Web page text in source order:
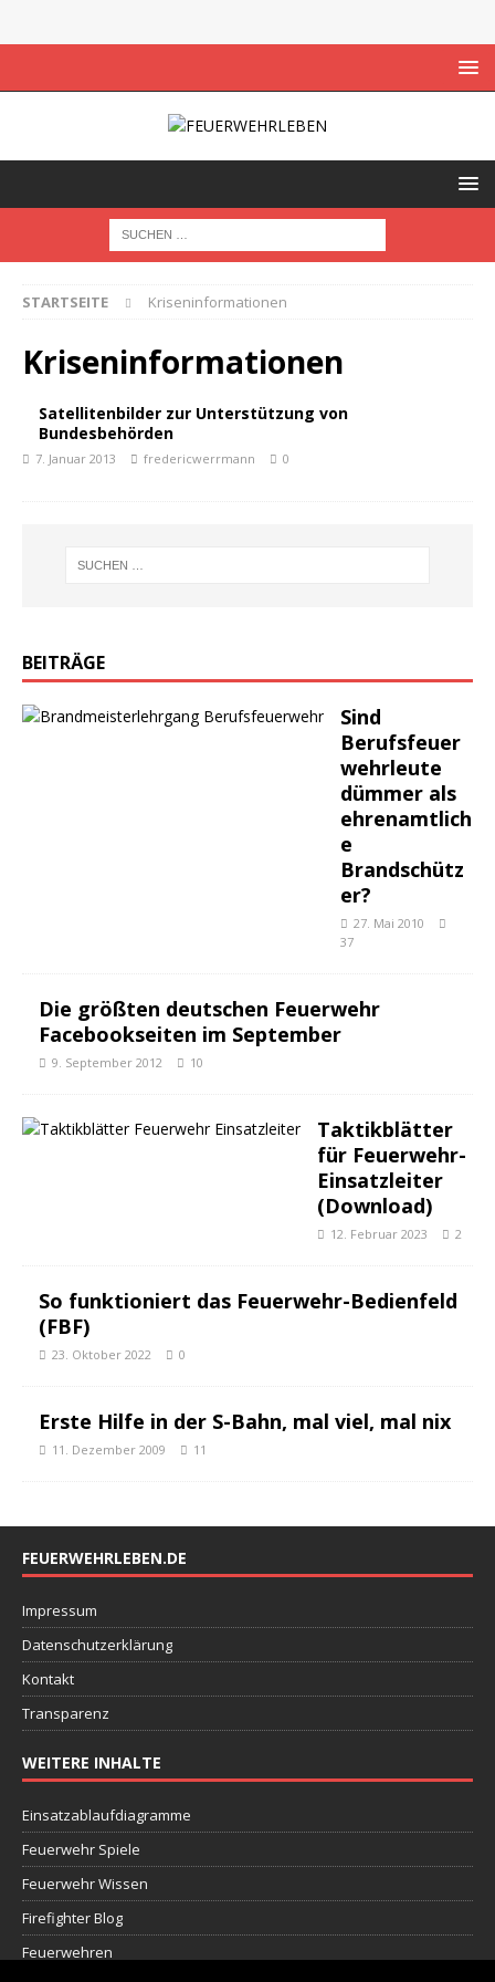
STARTSEITE Kriseninformationen
Kriseninformationen
Satellitenbilder zur Unterstützung von
Bundesbehörden
7. Januar 2013 fredericwerrmann 0
BEITRÄGE
Sind
Berufsfeuer
wehrleute
dümmer als
ehrenamtlich
e
Brandschütz
er?
27. Mai 2010
37
Die größten deutschen Feuerwehr
Facebookseiten im September
9. September 2012 10
Taktikblätter
für Feuerwehr-
Einsatzleiter
(Download)
12. Februar 2023 2
So funktioniert das Feuerwehr-Bedienfeld
(FBF)
23. Oktober 2022 0
Erste Hilfe in der S-Bahn, mal viel, mal nix
11. Dezember 2009 11
FEUERWEHRLEBEN.DE
Impressum
Datenschutzerklärung
Kontakt
Transparenz
WEITERE INHALTE
Einsatzablaufdiagramme
Feuerwehr Spiele
Feuerwehr Wissen
Firefighter Blog
Feuerwehren